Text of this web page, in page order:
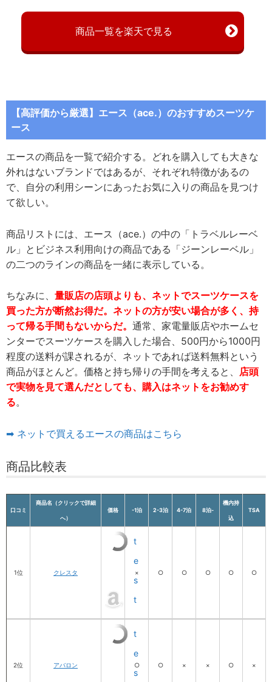
商品一覧を楽天で見る
【高評価から厳選】エース（ace.）のおすすめスーツケ
ース
エースの商品を一覧で紹介する。どれを購入しても大きな
外れはないブランドではあるが、それぞれ特徴があるの
で、自分の利用シーンにあったお気に入りの商品を見つけ
て欲しい。
商品リストには、エース（ace.）の中の「トラベルレーベ
ル」とビジネス利用向けの商品である「ジーンレーベル」
の二つのラインの商品を一緒に表示している。
ちなみに、 量販店の店頭よりも、ネットでスーツケースを
買った方が断然お得だ。ネットの方が安い場合が多く、持
って帰る手間もないからだ。 通常、家電量販店やホームセ
ンターでスーツケースを購入した場合、500円から1000円
程度の送料が課されるが、ネットであれば送料無料という
商品がほとんど。価格と持ち帰りの手間を考えると、 店頭
で実物を見て選んだとしても、購入はネットをお勧めす
る。
➡ ネットで買えるエースの商品はこちら
商品比較表
口コミ
商品名（クリックで詳細
へ）
価格 -1泊 2-3泊 4-7泊 8泊-
機内持
込
TSA
1位 クレスタ
t
e
s
t
× ○ ○ ○ ○ ○
2位 アバロン
t
e
s
○ ○ × × ○ ×